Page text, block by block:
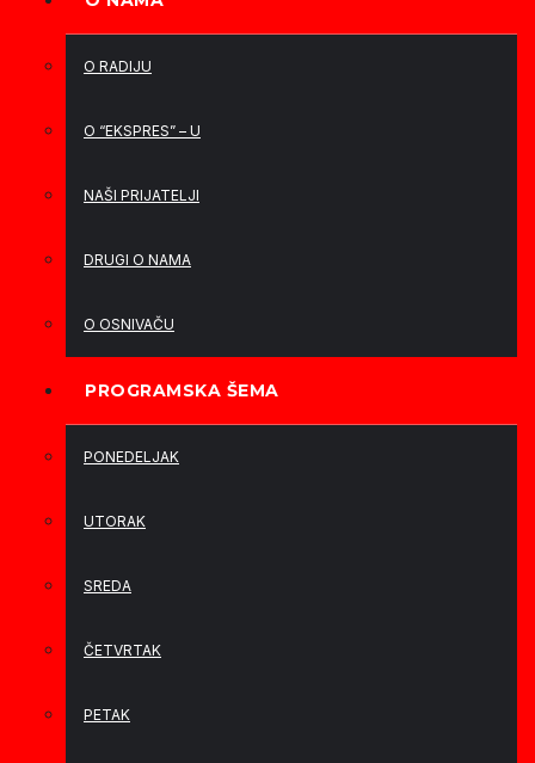
O RADIJU
O “EKSPRES” – U
NAŠI PRIJATELJI
DRUGI O NAMA
O OSNIVAČU
PROGRAMSKA ŠEMA
PONEDELJAK
UTORAK
SREDA
ČETVRTAK
PETAK